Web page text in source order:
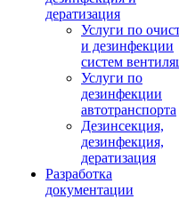
дератизация
Услуги по
и дезинфекции
систем
Услуги по
дезинфекции
автотранспорта
Дезинсекция,
дезинфекция,
дератизация
Разработка
документации